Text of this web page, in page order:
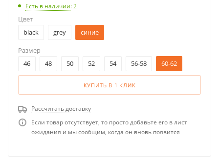
Есть в наличии: 2
Цвет
black
grey синие
Размер
46
48 50 52 54 56-58 60-62
КУПИТЬ В 1 КЛИК
Рассчитать доставку
Если товар отсутствует, то просто добавьте его в лист
ожидания и мы сообщим, когда он вновь появится